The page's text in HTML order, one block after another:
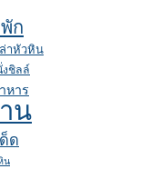
ก
าหัวหิน
ชิลล์
หาร
น
ด
น